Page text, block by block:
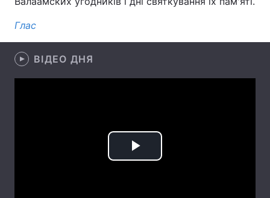
Україна Політика
Економіка
Спорт
Туризм
Глас
ВІДЕО ДНЯ
Play